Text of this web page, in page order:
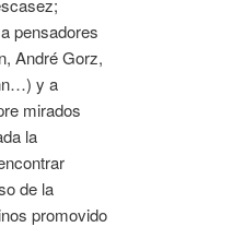
pensadores
André Gorz,
y a
mirados
la
de la
promovido